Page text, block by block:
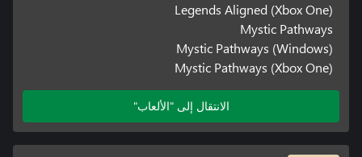
Legends Aligned (Xbox One)
Mystic Pathways
Mystic Pathways (Windows)
Mystic Pathways (Xbox One)
الانتقال إلى "الألعاب"